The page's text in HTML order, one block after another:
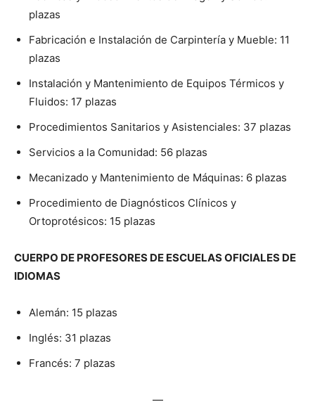
plazas
Fabricación e Instalación de Carpintería y Mueble: 11
plazas
Instalación y Mantenimiento de Equipos Térmicos y
Fluidos: 17 plazas
Procedimientos Sanitarios y Asistenciales: 37 plazas
Servicios a la Comunidad: 56 plazas
Mecanizado y Mantenimiento de Máquinas: 6 plazas
Procedimiento de Diagnósticos Clínicos y
Ortoprotésicos: 15 plazas
CUERPO DE PROFESORES DE ESCUELAS OFICIALES DE
IDIOMAS
Alemán: 15 plazas
Inglés: 31 plazas
Francés: 7 plazas
—